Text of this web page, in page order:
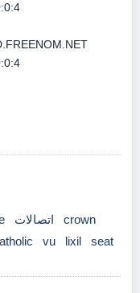
اتصالات
crown
vu lixil seat